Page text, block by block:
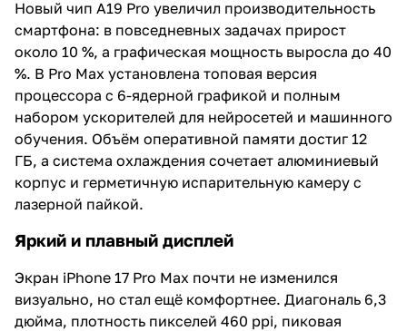
Новый чип A19 Pro увеличил производительность
смартфона: в повседневных задачах прирост
около 10 %, а графическая мощность выросла до 40
%. В Pro Max установлена топовая версия
процессора с 6-ядерной графикой и полным
набором ускорителей для нейросетей и машинного
обучения. Объём оперативной памяти достиг 12
ГБ, а система охлаждения сочетает алюминиевый
корпус и герметичную испарительную камеру с
лазерной пайкой.
Яркий и плавный дисплей
Экран iPhone 17 Pro Max почти не изменился
визуально, но стал ещё комфортнее. Диагональ 6,3
дюйма, плотность пикселей 460 ppi, пиковая